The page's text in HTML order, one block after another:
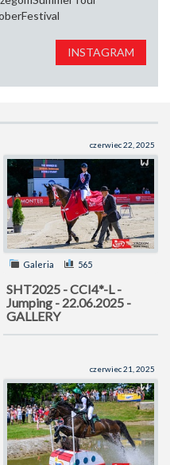
INSTAGRAM
czerwiec 22, 2025
Galeria 565
SHT2025 - CCI4*-L -
Jumping - 22.06.2025 -
GALLERY
czerwiec 21, 2025